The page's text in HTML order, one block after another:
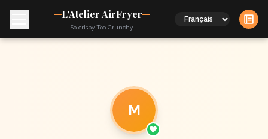
L'Atelier AirFryer
So crispy Too Crunchy Langue
M